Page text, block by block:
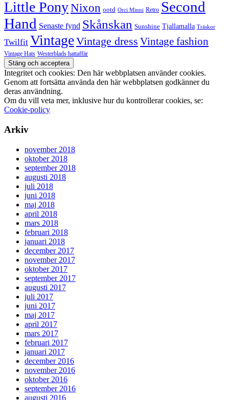
Little PonyNixon ootd Orci Minni Retro Second
Hand Senaste fynd Skånskan Sunshine Tjallamalla Träskor
Twilfit VintageVintage dress Vintage fashion
Vintage Hats Westerblads hattaffär
Integritet och cookies: Den här webbplatsen använder cookies.
Genom att fortsätta använda den här webbplatsen godkänner du
deras användning.
Om du vill veta mer, inklusive hur du kontrollerar cookies, se:
Cookie-policy
Arkiv
november 2018
oktober 2018
september 2018
augusti 2018
juli 2018
juni 2018
maj 2018
april 2018
mars 2018
februari 2018
januari 2018
december 2017
november 2017
oktober 2017
september 2017
augusti 2017
juli 2017
juni 2017
maj 2017
april 2017
mars 2017
februari 2017
januari 2017
december 2016
november 2016
oktober 2016
september 2016
augusti 2016